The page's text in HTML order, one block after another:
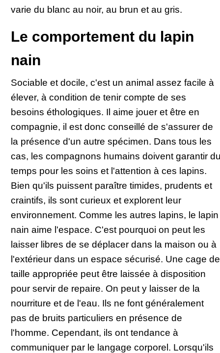
varie du blanc au noir, au brun et au gris.
Le comportement du lapin
nain
Sociable et docile, c'est un animal assez facile à
élever, à condition de tenir compte de ses
besoins éthologiques. Il aime jouer et être en
compagnie, il est donc conseillé de s'assurer de
la présence d'un autre spécimen. Dans tous les
cas, les compagnons humains doivent garantir
temps pour les soins et l'attention à ces lapins.
Bien qu'ils puissent paraître timides, prudents et
craintifs, ils sont curieux et explorent leur
environnement. Comme les autres lapins, le lapin
nain aime l'espace. C'est pourquoi on peut les
laisser libres de se déplacer dans la maison ou à
l'extérieur dans un espace sécurisé. Une cage de
taille appropriée peut être laissée à disposition
pour servir de repaire. On peut y laisser de la
nourriture et de l'eau. Ils ne font généralement
pas de bruits particuliers en présence de
l'homme. Cependant, ils ont tendance à
communiquer par le langage corporel. Lorsqu'ils